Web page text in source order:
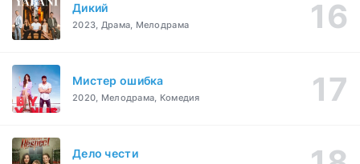
Дикий
2023, Драма, Мелодрама
Мистер ошибка
2020, Мелодрама, Комедия
Дело чести